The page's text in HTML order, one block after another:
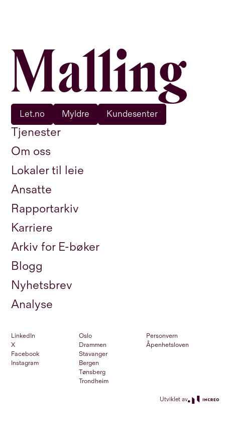
Tjenester
Om oss
Lokaler til leie
Ansatte
Rapportarkiv
Karriere
Arkiv for E-bøker
Blogg
Nyhetsbrev
Analyse
LinkedIn
X
Facebook
Instagram
Oslo
Drammen
Stavanger
Bergen
Tønsberg
Trondheim
Personvern
Åpenhetsloven
Let.no Myldre Kundesenter
Utviklet av